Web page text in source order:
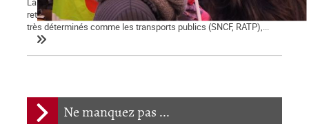
Ne manquez pas ...
retraites engagée le 5 décembre se poursuit et certains secteurs
très déterminés comme les transports publics (SNCF, RATP),...